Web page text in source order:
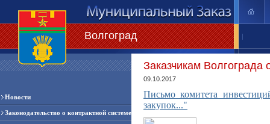
Волгоград |
Новости
Законодательство о контрактной системе
Заказчикам Волгограда
09.10.2017
Письмо комитета
закупок..."